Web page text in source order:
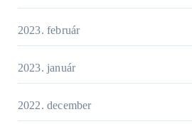
2023. február
2023. január
2022. december